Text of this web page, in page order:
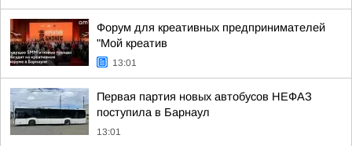
Форум для креативных предпринимателей
"Мой креатив
13:01
Первая партия новых автобусов НЕФАЗ
поступила в Барнаул
13:01